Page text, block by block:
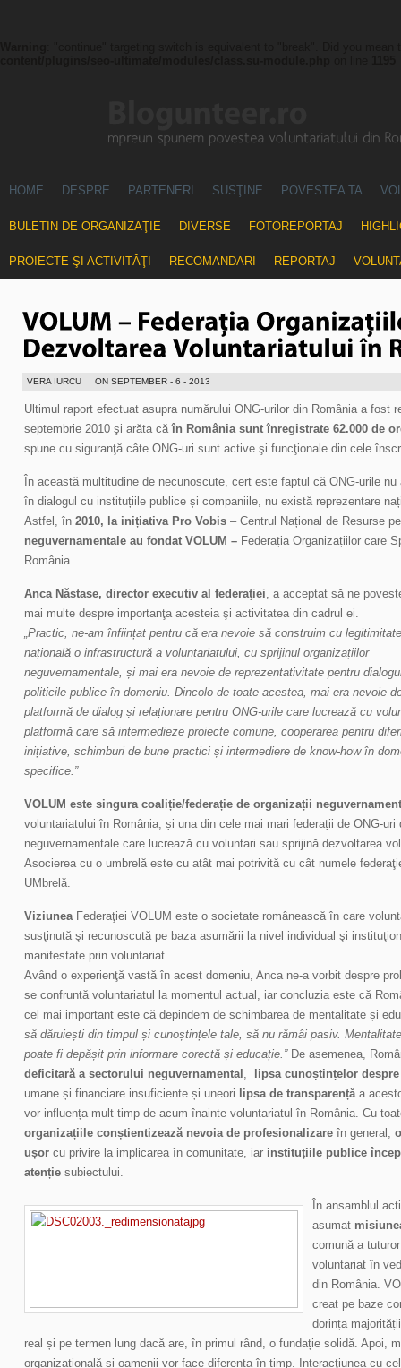
HOME DESPRE PARTENERI SUSŢINE POVESTEA TA
BULETIN DE ORGANIZAŢIE DIVERSE FOTOREPORTAJ
PROIECTE ŞI ACTIVITĂŢI RECOMANDARI REPORTAJ
VERA IURCU ON SEPTEMBER - 6 - 2013
Ultimul raport efectuat asupra numărului ONG-urilor din România a fost
septembrie 2010 şi arăta căîn România sunt înregistrate 62.000 de
spune cu siguranţă câte ONG-uri sunt active şi funcţionale din cele
În această multitudine de necunoscute, cert este faptul că ONG-urile
în dialogul cu instituțiile publice și companiile, nu există reprezentare
Astfel, în 2010, la inițiativa Pro Vobis – Centrul Național de Resurse
neguvernamentale au fondat VOLUM – Federația Organizațiilor care
România.
Anca Năstase, director executiv al federaţiei, a acceptat să ne
mai multe despre importanţa acesteia şi activitatea din cadrul ei.
„Practic, ne-am înființat pentru că era nevoie să construim cu legitimitate
națională o infrastructură a voluntariatului, cu sprijinul organizațiilor
neguvernamentale, și mai era nevoie de reprezentativitate pentru
politicile publice în domeniu. Dincolo de toate acestea, mai era nevoie
platformă de dialog și relaționare pentru ONG-urile care lucrează cu
platformă care să intermedieze proiecte comune, cooperarea pentru
inițiative, schimburi de bune practici și intermediere de know-how în
specifice.”
VOLUM este singura coaliție/federație de organizații
voluntariatului în România, și una din cele mai mari federații de ONG-
neguvernamentale care lucrează cu voluntari sau sprijină dezvoltarea
Asocierea cu o umbrelă este cu atât mai potrivită cu cât numele
UMbrelă.
ViziuneaFederaţiei VOLUM este o societate românească în care
susţinută şi recunoscută pe baza asumării la nivel individual şi
manifestate prin voluntariat.
Având o experienţă vastă în acest domeniu, Anca ne-a vorbit despre
se confruntă voluntariatul la momentul actual, iar concluzia este că
cel mai important este că depindem de schimbarea de mentalitate și
să dăruiești din timpul și cunoștințele tale, să nu rămâi pasiv.
poate fi depășit prin informare corectă și educație.”De asemenea,
deficitară a sectorului neguvernamental ,
lipsa cunoștințelor
umane și financiare insuficiente și uneori
lipsa de transparență a
vor influența mult timp de acum înainte voluntariatul în România. Cu
organizațiile conștientizează nevoia de profesionalizare în general,
ușor cu privire la implicarea în comunitate, iar instituțiile publice
atenție subiectului.
În ansamblul
asumat
comună a
voluntariat în
din România.
creat pe baze
dorința
real și pe termen lung dacă are, în primul rând, o fundație solidă. Apoi,
organizațională și oamenii vor face diferența în timp. Interacţiunea cu